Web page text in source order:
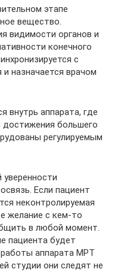
этапе
вещество.
видимости органов и
конечного
с
назначается врачом
внутрь аппарата, где
достижения большего
регулируемым
Если пациент
неконтролируемая
желание с кем-то
в любой момент.
пациента будет
аппарата МРТ
студии они следят не